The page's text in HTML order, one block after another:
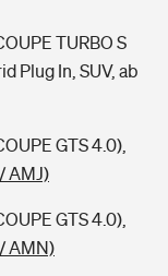
TURBO S
Plug In, SUV, ab
GTS 4.0),
AMJ)
GTS 4.0),
AMN)